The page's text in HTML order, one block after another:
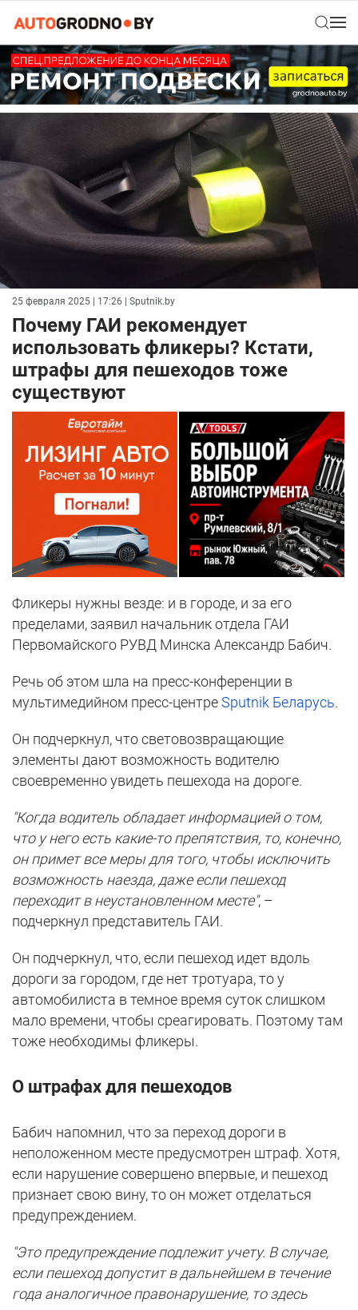
25 февраля 2025 | 17:26 | Sputnik.by
Почему ГАИ рекомендует
использовать фликеры? Кстати,
штрафы для пешеходов тоже
существуют
Фликеры нужны везде: и в городе, и за его
пределами, заявил начальник отдела ГАИ
Первомайского РУВД Минска Александр Бабич.
Речь об этом шла на пресс-конференции в
мультимедийном пресс-центреSputnik Беларусь.
Он подчеркнул, что световозвращающие
элементы дают возможность водителю
своевременно увидеть пешехода на дороге.
"Когда водитель обладает информацией о том,
что у него есть какие-то препятствия, то, конечно,
он примет все меры для того, чтобы исключить
возможность наезда, даже если пешеход
переходит в неустановленном месте", –
подчеркнул представитель ГАИ.
Он подчеркнул, что, если пешеход идет вдоль
дороги за городом, где нет тротуара, то у
автомобилиста в темное время суток слишком
мало времени, чтобы среагировать. Поэтому там
тоже необходимы фликеры.
О штрафах для пешеходов
Бабич напомнил, что за переход дороги в
неположенном месте предусмотрен штраф. Хотя,
если нарушение совершено впервые, и пешеход
признает свою вину, то он может отделаться
предупреждением.
"Это предупреждение подлежит учету. В случае,
если пешеход допустит в дальнейшем в течение
года аналогичное правонарушение, то здесь